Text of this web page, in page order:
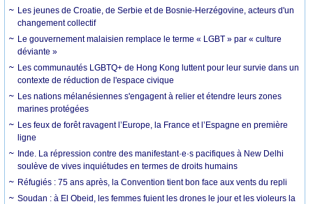
Les jeunes de Croatie, de Serbie et de Bosnie-Herzégovine, acteurs d'un
changement collectif
Le gouvernement malaisien remplace le terme « LGBT » par « culture
déviante »
Les communautés LGBTQ+ de Hong Kong luttent pour leur survie dans un
contexte de réduction de l'espace civique
Les nations mélanésiennes s'engagent à relier et étendre leurs zones
marines protégées
Les feux de forêt ravagent l’Europe, la France et l’Espagne en première
ligne
Inde. La répression contre des manifestant·e·s pacifiques à New Delhi
soulève de vives inquiétudes en termes de droits humains
Réfugiés : 75 ans après, la Convention tient bon face aux vents du repli
Soudan : à El Obeid, les femmes fuient les drones le jour et les violeurs la